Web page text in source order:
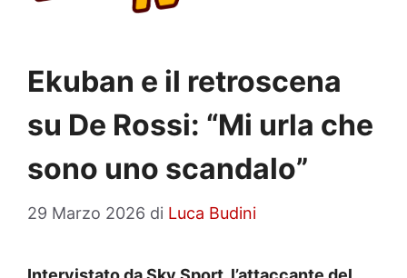
Ekuban e il retroscena
su De Rossi: “Mi urla che
sono uno scandalo”
29 Marzo 2026 di Luca Budini